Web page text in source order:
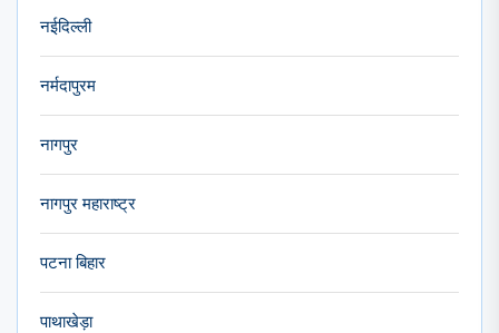
नईदिल्ली
नर्मदापुरम
नागपुर
नागपुर महाराष्ट्र
पटना बिहार
पाथाखेड़ा